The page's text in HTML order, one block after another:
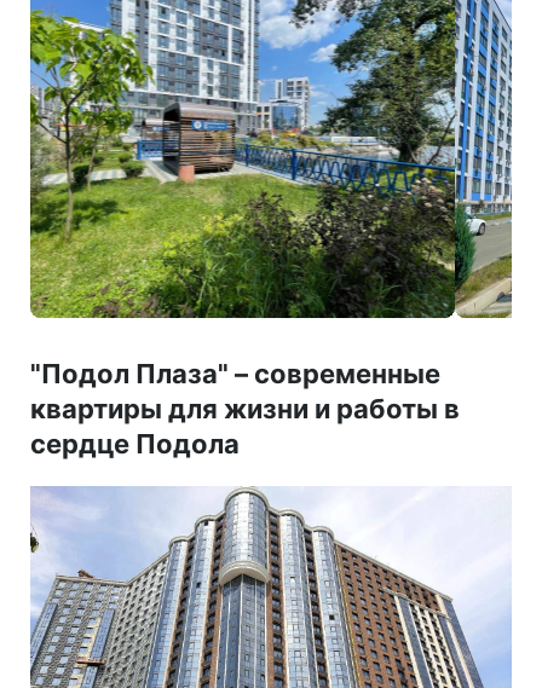
"Подол Плаза" – современные
квартиры для жизни и работы в
сердце Подола